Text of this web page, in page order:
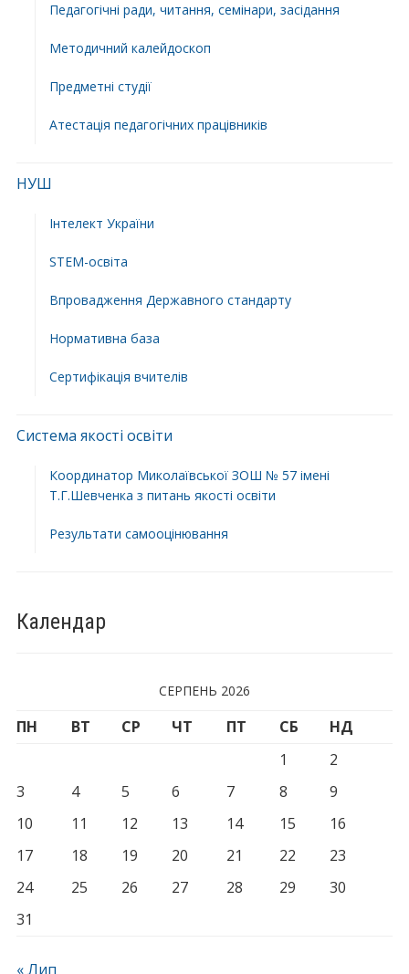
Педагогічні ради, читання, семінари, засідання
Методичний калейдоскоп
Предметні студії
Атестація педагогічних працівників
НУШ
Інтелект України
STEM-освіта
Впровадження Державного стандарту
Нормативна база
Сертифікація вчителів
Система якості освіти
Координатор Миколаївської ЗОШ № 57 імені
Т.Г.Шевченка з питань якості освіти
Результати самооцінювання
Календар
СЕРПЕНЬ 2026
ПН ВТ СР ЧТ ПТ СБ
НД
1
2
3
4 5 6 7 8
9
10
11 12 13 14 15
16
17
18 19 20 21 22
23
24
25 26 27 28 29
30
31
« Лип